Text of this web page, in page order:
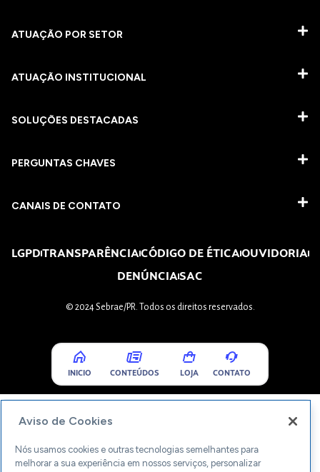
ATUAÇÃO POR SETOR
ATUAÇÃO INSTITUCIONAL
SOLUÇÕES DESTACADAS
PERGUNTAS CHAVES​
CANAIS DE CONTATO
LGPDTRANSPARÊNCIACÓDIGO DE ÉTICAOUVIDORIA
DENÚNCIASAC
© 2024 Sebrae/PR. Todos os direitos reservados.
INICIO CONTEÚDOS LOJA CONTATO
Aviso de Cookies
Nós usamos cookies e outras tecnologias semelhantes para
melhorar a sua experiência em nossos serviços, personalizar